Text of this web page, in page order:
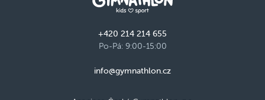
+420 214 214 655
Po-Pá: 9:00-15:00
info@gymnathlon.cz